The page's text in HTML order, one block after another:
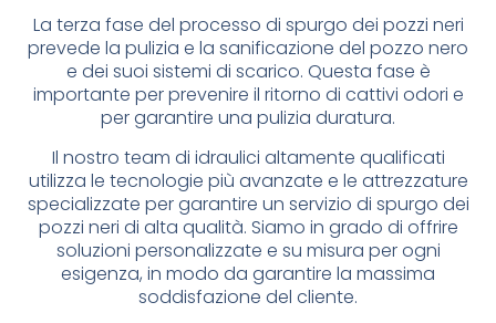
La terza fase del processo di spurgo dei pozzi neri
prevede la pulizia e la sanificazione del pozzo nero
e dei suoi sistemi di scarico. Questa fase è
importante per prevenire il ritorno di cattivi odori e
per garantire una pulizia duratura.
Il nostro team di idraulici altamente qualificati
utilizza le tecnologie più avanzate e le attrezzature
specializzate per garantire un servizio di spurgo dei
pozzi neri di alta qualità. Siamo in grado di offrire
soluzioni personalizzate e su misura per ogni
esigenza, in modo da garantire la massima
soddisfazione del cliente.